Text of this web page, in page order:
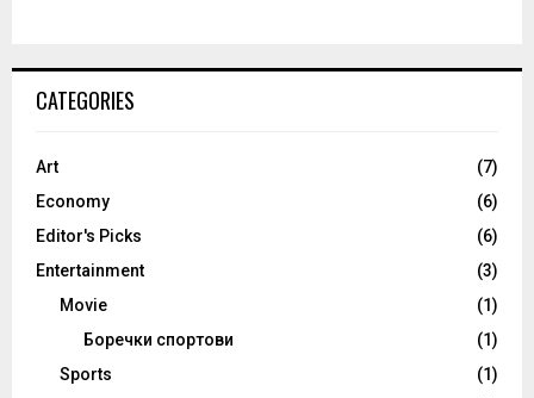
CATEGORIES
Art
(7)
Economy
(6)
Editor's Picks
(6)
Entertainment
(3)
Movie
(1)
Боречки спортови
(1)
Sports
(1)